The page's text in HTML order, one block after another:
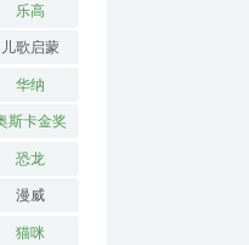
乐高
儿歌启蒙
华纳
斯卡金奖
恐龙
漫威
猫咪